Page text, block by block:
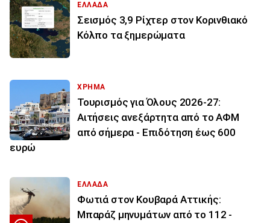
ΕΛΛΑΔΑ
Σεισμός 3,9 Ρίχτερ στον Κορινθιακό
Κόλπο τα ξημερώματα
ΧΡΗΜΑ
Τουρισμός για Όλους 2026-27:
Αιτήσεις ανεξάρτητα από το ΑΦΜ
από σήμερα - Επιδότηση έως 600
ευρώ
ΕΛΛΑΔΑ
Φωτιά στον Κουβαρά Αττικής:
Μπαράζ μηνυμάτων από το 112 -